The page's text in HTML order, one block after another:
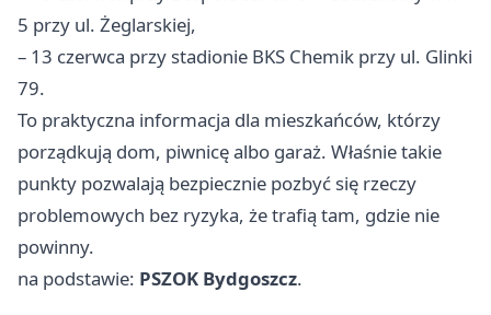
5 przy ul. Żeglarskiej,
– 13 czerwca przy stadionie BKS Chemik przy ul. Glinki
79.
To praktyczna informacja dla mieszkańców, którzy
porządkują dom, piwnicę albo garaż. Właśnie takie
punkty pozwalają bezpiecznie pozbyć się rzeczy
problemowych bez ryzyka, że trafią tam, gdzie nie
powinny.
na podstawie: PSZOK Bydgoszcz.